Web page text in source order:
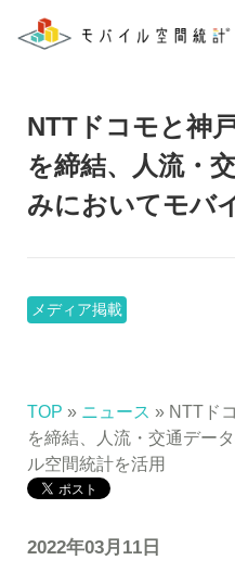
NTTドコモと神
を締結、人流・
みにおいてモバ
メディア掲載
TOP » ニュース » NTTド
を締結、人流・交通デー
ル空間統計を活用
2022年03月11日